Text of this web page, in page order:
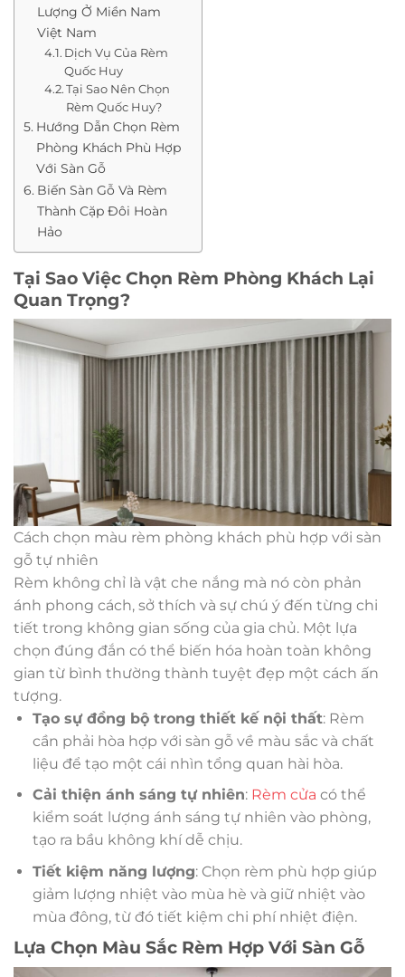
Lượng Ở Miền Nam
Việt Nam
Dịch Vụ Của Rèm
Quốc Huy
Tại Sao Nên Chọn
Rèm Quốc Huy?
Hướng Dẫn Chọn Rèm
Phòng Khách Phù Hợp
Với Sàn Gỗ
Biến Sàn Gỗ Và Rèm
Thành Cặp Đôi Hoàn
Hảo
Tại Sao Việc Chọn Rèm Phòng Khách Lại
Quan Trọng?
Cách chọn màu rèm phòng khách phù hợp với sàn
gỗ tự nhiên
Rèm không chỉ là vật che nắng mà nó còn phản
ánh phong cách, sở thích và sự chú ý đến từng chi
tiết trong không gian sống của gia chủ. Một lựa
chọn đúng đắn có thể biến hóa hoàn toàn không
gian từ bình thường thành tuyệt đẹp một cách ấn
tượng.
Tạo sự đồng bộ trong thiết kế nội thất: Rèm
cần phải hòa hợp với sàn gỗ về màu sắc và chất
liệu để tạo một cái nhìn tổng quan hài hòa.
Cải thiện ánh sáng tự nhiên: Rèm cửa có thể
kiểm soát lượng ánh sáng tự nhiên vào phòng,
tạo ra bầu không khí dễ chịu.
Tiết kiệm năng lượng: Chọn rèm phù hợp giúp
giảm lượng nhiệt vào mùa hè và giữ nhiệt vào
mùa đông, từ đó tiết kiệm chi phí nhiệt điện.
Lựa Chọn Màu Sắc Rèm Hợp Với Sàn Gỗ